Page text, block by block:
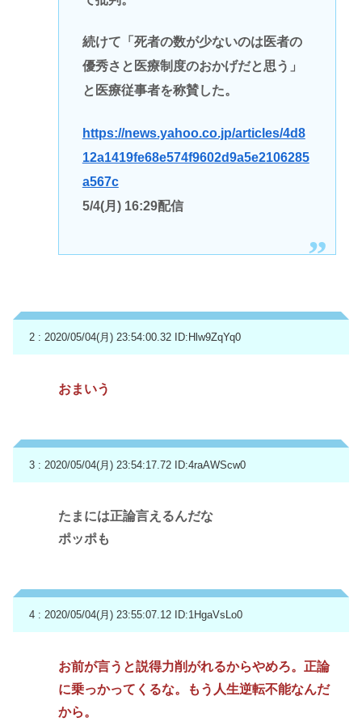
続けて「死者の数が少ないのは医者の
優秀さと医療制度のおかげだと思う」
と医療従事者を称賛した。
https://news.yahoo.co.jp/articles/4d8
12a1419fe68e574f9602d9a5e2106285
a567c
5/4(月) 16:29配信
2 : 2020/05/04(月) 23:54:00.32 ID:Hlw9ZqYq0
おまいう
3 : 2020/05/04(月) 23:54:17.72 ID:4raAWScw0
たまには正論言えるんだな
ポッポも
4 : 2020/05/04(月) 23:55:07.12 ID:1HgaVsLo0
お前が言うと説得力削がれるからやめろ。正論
に乗っかってくるな。もう人生逆転不能なんだ
から。